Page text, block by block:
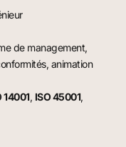
de management,
animation
14001, ISO 45001,